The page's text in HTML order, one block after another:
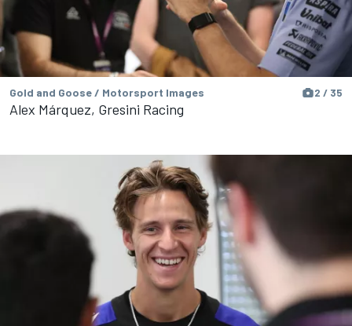
Gold and Goose / Motorsport Images 2 / 35
Alex Márquez, Gresini Racing